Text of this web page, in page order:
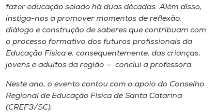
fazer educação selado há duas décadas. Além disso,
instiga-nos a promover momentos de reflexão,
diálogo e construção de saberes que contribuam com
o processo formativo dos futuros profissionais da
Educação Física e, consequentemente, das crianças,
jovens e adultos da região — conclui a professora.
Neste ano, o evento contou com o apoio do Conselho
Regional de Educação Física de Santa Catarina
(CREF3/SC).